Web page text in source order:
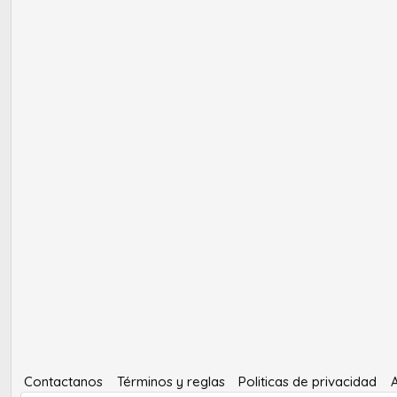
Contactanos Términos y reglas Politicas de privacidad